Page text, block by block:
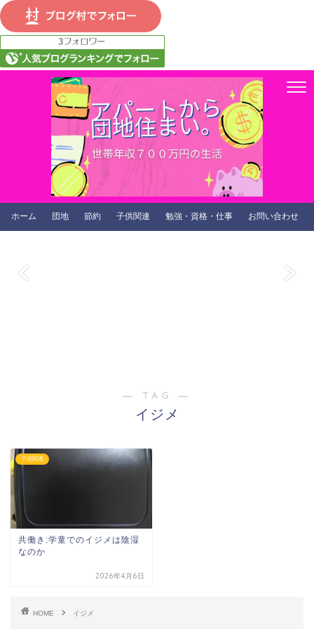
ホーム 団地 節約 子供関連 勉強・資格・仕事 お問い合わせ
― TAG ―
イジメ
子供関連
共働き:学童でのイジメは陰湿
なのか
2026年4月6日
HOME イジメ